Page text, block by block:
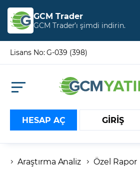
GCM Trader
GCM Trader’ı şimdi indirin.
Lisans No: G-039 (398)
HESAP AÇ GİRİŞ
Hesap numaranız
Araştırma Analiz Özel Rapor